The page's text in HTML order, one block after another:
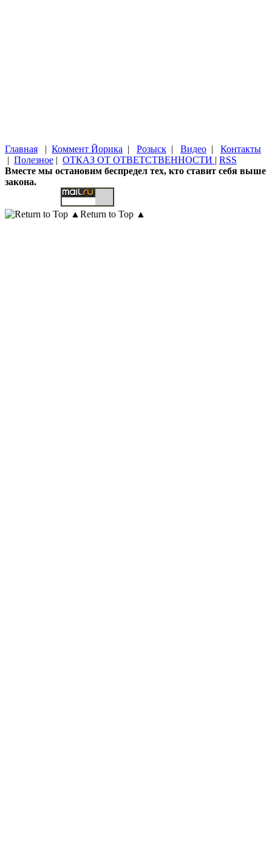
Главная | Коммент Йорика | Розыск | Видео | Контакты
| Полезное | ОТКАЗ ОТ ОТВЕТСТВЕННОСТИ | RSS
Вместе мы остановим беспредел тех, кто ставит себя выше
закона.
Return to Top ▲